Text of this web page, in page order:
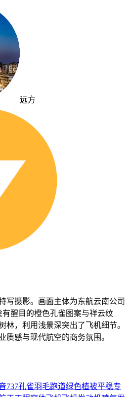
远方
写摄影。画面主体为东航云南公司
醒目的橙色孔雀图案与祥云纹
林，利用浅景深突出了飞机细节。
质感与现代航空的商务氛围。
737孔雀羽毛跑道绿色植被平稳专